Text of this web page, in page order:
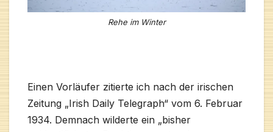
Rehe im Winter
Einen Vorläufer zitierte ich nach der irischen
Zeitung „Irish Daily Telegraph“ vom 6. Februar
1934. Demnach wilderte ein „bisher